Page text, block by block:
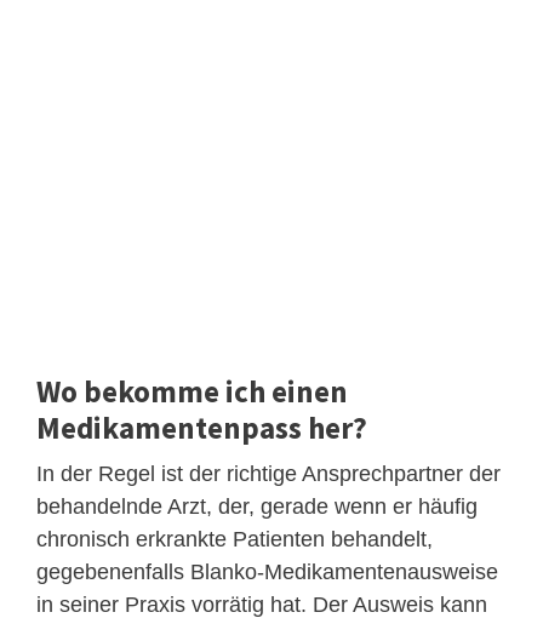
Wo bekomme ich einen
Medikamentenpass her?
In der Regel ist der richtige Ansprechpartner der
behandelnde Arzt, der, gerade wenn er häufig
chronisch erkrankte Patienten behandelt,
gegebenenfalls Blanko-Medikamentenausweise
in seiner Praxis vorrätig hat. Der Ausweis kann